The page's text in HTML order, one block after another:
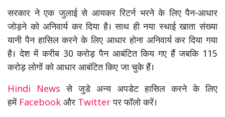
सरकार ने एक जुलाई से आयकर रिटर्न भरने के लिए पैन-आधार
जोड़ने को अनिवार्य कर दिया है। साथ ही नया स्थाई खाता संख्या
यानी पैन हासिल करने के लिए आधार होना अनिवार्य कर दिया गया
है। देश में करीब 30 करोड़ पैन आबंटित किय गए हैं जबकि 115
करोड़ लोगों को आधार आबंटित किए जा चुके हैं।
Hindi Newsसे जुडे अन्य अपडेट हासिल करने के लिए
हमें Facebook और Twitterपर फॉलो करें।